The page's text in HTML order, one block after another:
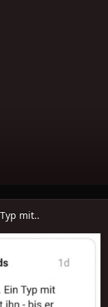
mit..